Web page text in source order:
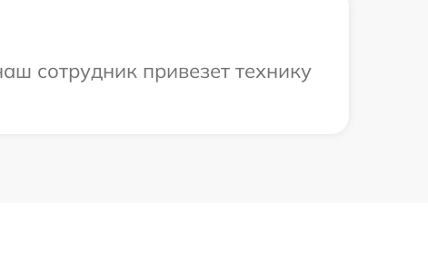
сотрудник привезет технику